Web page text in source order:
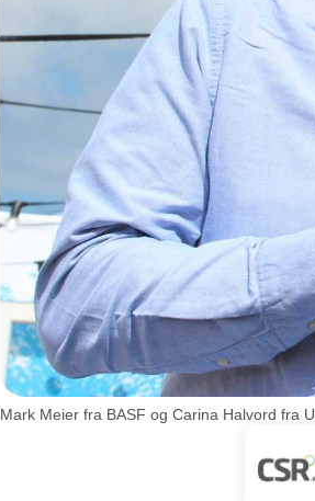
Mark Meier fra BASF og Carina Halvord fra